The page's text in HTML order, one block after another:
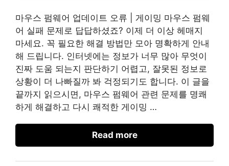
마우스 펌웨어 업데이트 오류 | 게이밍 마우스 펌웨
어 실패 문제로 답답하셨죠? 이제 더 이상 헤매지
마세요. 꼭 필요한 해결 방법만 모아 명확하게 안내
해 드립니다. 인터넷에는 정보가 너무 많아 무엇이
진짜 도움 되는지 판단하기 어렵고, 잘못된 정보로
상황이 더 나빠질까 봐 걱정되기도 합니다. 이 글을
끝까지 읽으시면, 마우스 펌웨어 관련 문제를 명쾌
하게 해결하고 다시 쾌적한 게이밍 …
Read more